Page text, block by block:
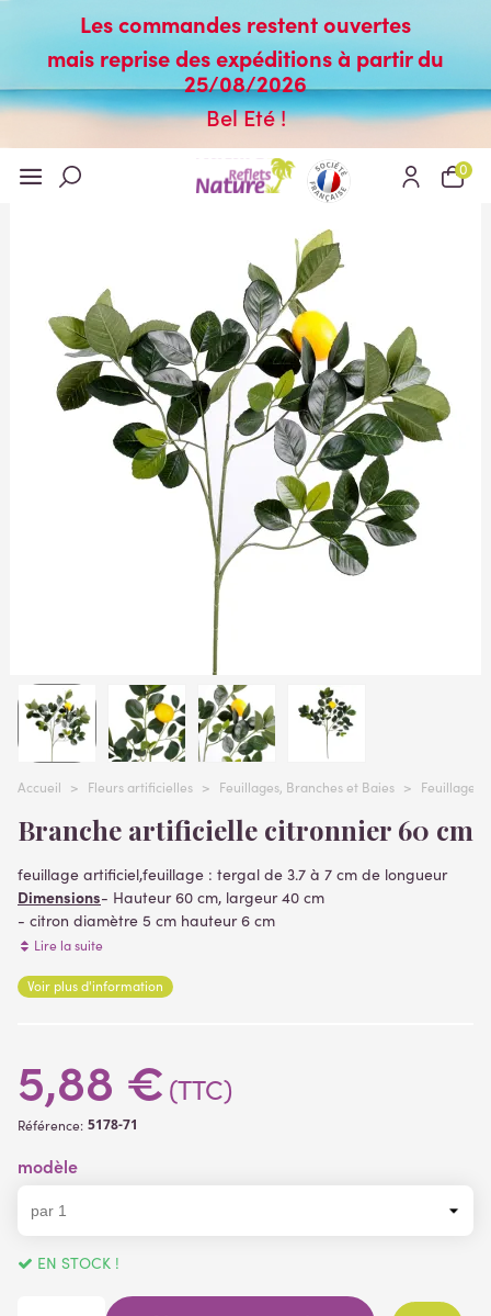
Les commandes restent ouvertes
mais reprise des expéditions à partir du
25/08/2026
Bel Eté !
0
Accueil > Fleurs artificielles > Feuillages, Branches et Baies > Feuillages
Branche artificielle citronnier 60 cm
feuillage artificiel,feuillage : tergal de 3.7 à 7 cm de longueur
Dimensions- Hauteur 60 cm, largeur 40 cm
- citron diamètre 5 cm hauteur 6 cm
- feuillage hauteur 32 cm
Se travaille facilement grâce aux fils de fer résistants et souples
Lire la suite
Voir plus d'information
5,88 € (TTC)
Référence: 5178-71
modèle
EN STOCK !